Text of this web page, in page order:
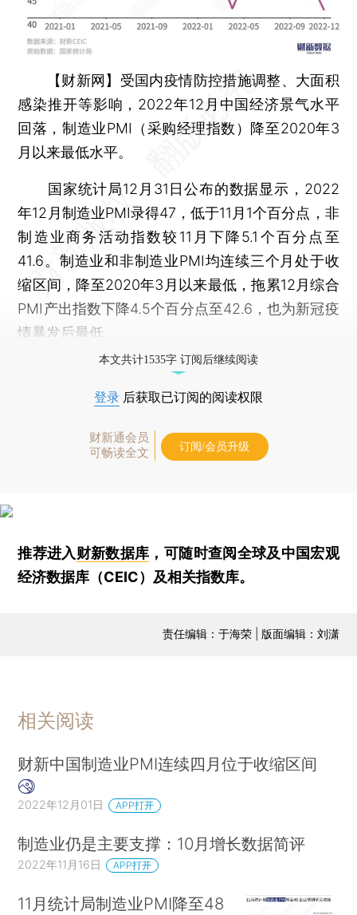
【财新网】 受国内疫情防控措施调整、大面积
感染推开等影响，2022年12月中国经济景气水平
回落，制造业PMI（采购经理指数）降至2020年3
月以来最低水平。
国家统计局12月31日公布的数据显示，2022
年12月制造业PMI录得47，低于11月1个百分点，非
制造业商务活动指数较11月下降5.1个百分点至
41.6。制造业和非制造业PMI均连续三个月处于收
缩区间，降至2020年3月以来最低，拖累12月综合
PMI产出指数下降4.5个百分点至42.6，也为新冠疫
情暴发后最低。
本文共计1535字 订阅后继续阅读
登录 后获取已订阅的阅读权限
财新通会员
可畅读全文
订阅/会员升级
推荐进入财新数据库 ，可随时查阅全球及中国宏观
经济数据库（CEIC）及相关指数库。
责任编辑：于海荣 | 版面编辑：刘潇
相关阅读
财新中国制造业PMI连续四月位于收缩区间
2022年12月01日 APP打开
制造业仍是主要支撑：10月增长数据简评
2022年11月16日 APP打开
11月统计局制造业PMI降至48